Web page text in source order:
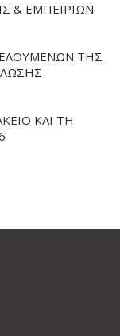
& ΕΜΠΕΙΡΙΩΝ
ΤΗΣ
ΚΑΙ ΤΗ